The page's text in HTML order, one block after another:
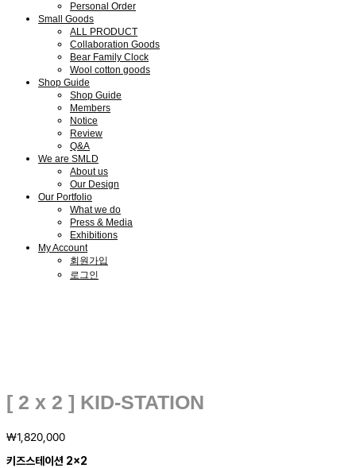
Personal Order
Small Goods
ALL PRODUCT
Collaboration Goods
Bear Family Clock
Wool cotton goods
Shop Guide
Shop Guide
Members
Notice
Review
Q&A
We are SMLD
About us
Our Design
Our Portfolio
What we do
Press & Media
Exhibitions
My Account
회원가입
로그인
[ 2 x 2 ] KID-STATION
₩1,820,000
키즈스테이션 2×2